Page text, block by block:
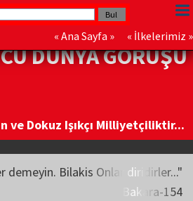
« Ana Sayfa » « İlkelerimiz »
DÜNYA GÖRÜŞÜ
ve Dokuz Işıkçı Milliyetçiliktir...
demeyin. Bilakis Onlar diridirler..."
Bakara-154